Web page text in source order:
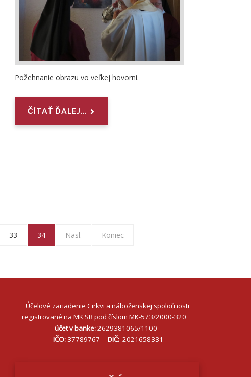
Požehnanie obrazu vo veľkej hovorni.
ČÍTAŤ ĎALEJ...
33 34 Nasl. Koniec
Účelové zariadenie Cirkvi a náboženskej spoločnosti
registrované na MK SR pod číslom MK-573/2000-320
účet v banke:2629381065/1100
IČO:37789767 DIČ:2021658331